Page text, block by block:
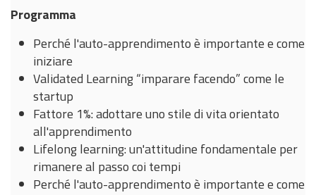
Programma
Perché l'auto-apprendimento è importante e come
iniziare
Validated Learning “imparare facendo” come le
startup
Fattore 1%: adottare uno stile di vita orientato
all'apprendimento
Lifelong learning: un'attitudine fondamentale per
rimanere al passo coi tempi
Perché l'auto-apprendimento è importante e come